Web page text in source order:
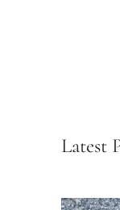
Latest